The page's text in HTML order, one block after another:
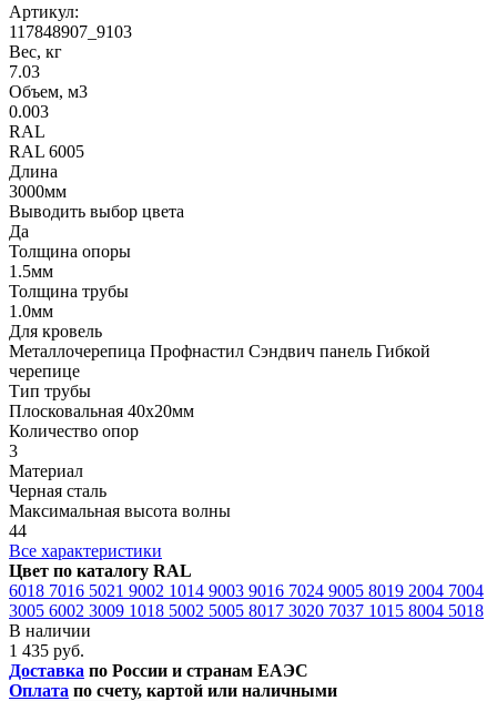
Артикул:
117848907_9103
Вес, кг
7.03
Объем, м3
0.003
RAL
RAL 6005
Длина
3000мм
Выводить выбор цвета
Да
Толщина опоры
1.5мм
Толщина трубы
1.0мм
Для кровель
Металлочерепица Профнастил Сэндвич панель Гибкой
черепице
Тип трубы
Плосковальная 40х20мм
Количество опор
3
Материал
Черная сталь
Максимальная высота волны
44
Все характеристики
Цвет по каталогу RAL
6018 7016 5021 9002 1014 9003 9016 7024 9005 8019 2004 7004
3005 6002 3009 1018 5002 5005 8017 3020 7037 1015 8004 5018
В наличии
1 435 руб.
Доставка по России и странам ЕАЭС
Оплата по счету, картой или наличными